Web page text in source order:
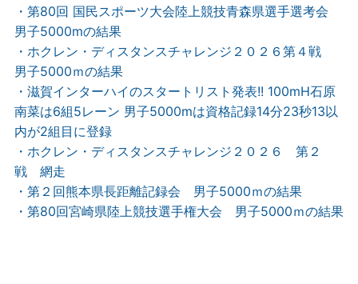
・第80回 国民スポーツ大会陸上競技青森県選手選考会
男子5000mの結果
・ホクレン・ディスタンスチャレンジ２０２６第４戦
男子5000ｍの結果
・滋賀インターハイのスタートリスト発表!! 100mH石原
南菜は6組5レーン 男子5000mは資格記録14分23秒13以
内が2組目に登録
・ホクレン・ディスタンスチャレンジ２０２６ 第２
戦 網走
・第２回熊本県長距離記録会 男子5000ｍの結果
・第80回宮崎県陸上競技選手権大会 男子5000ｍの結果